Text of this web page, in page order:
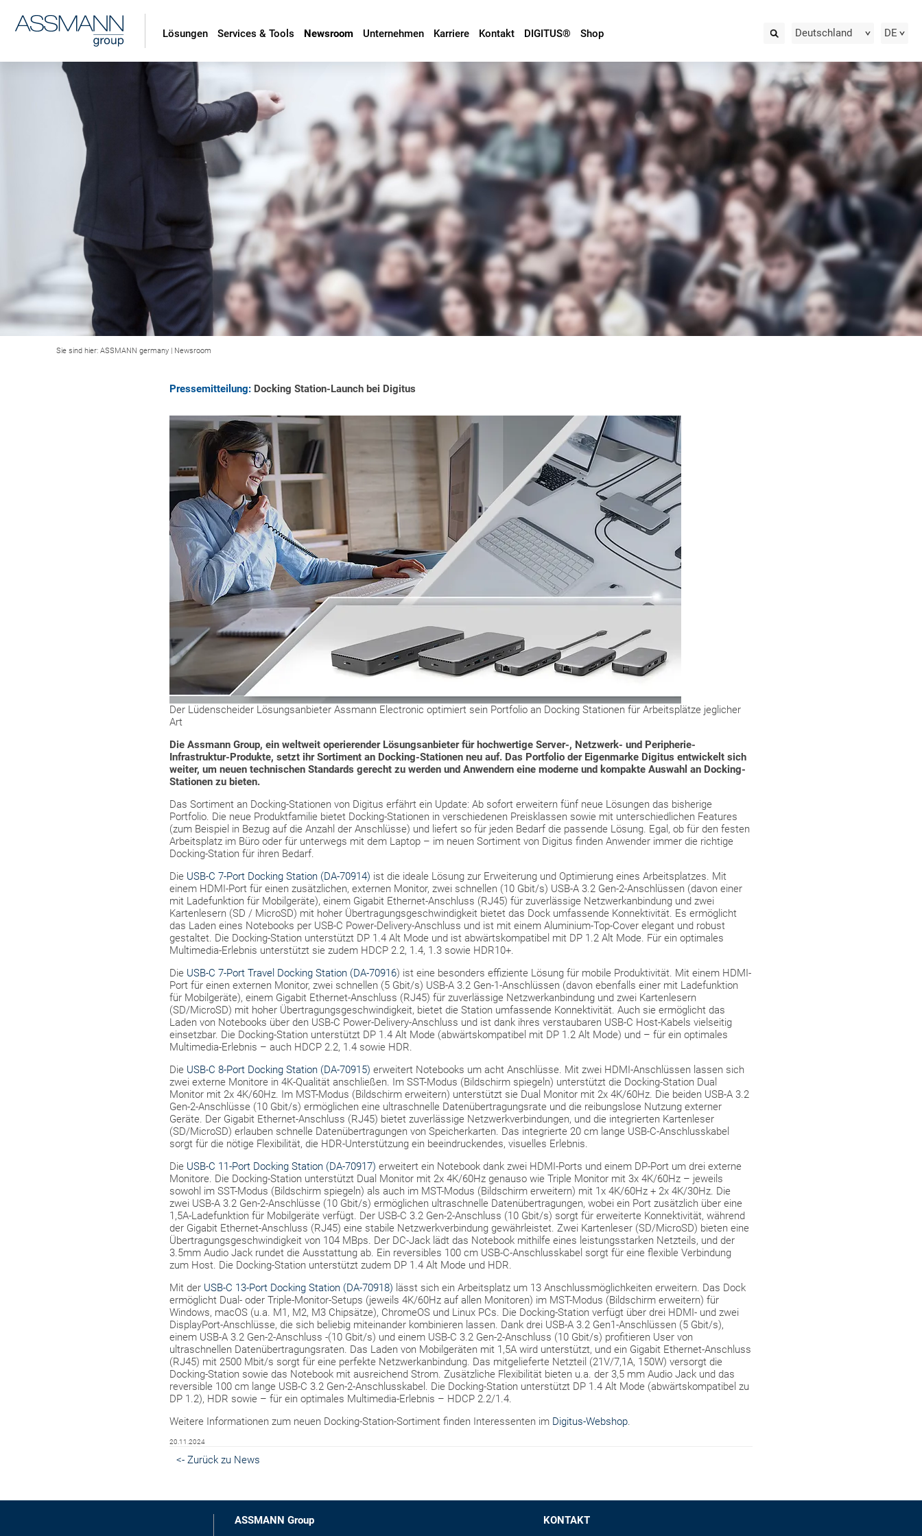
Deutschland DE
Lösungen Services & Tools Newsroom Unternehmen Karriere Kontakt DIGITUS® Shop
Sie sind hier: ASSMANN germany | Newsroom
Pressemitteilung: Docking Station-Launch bei Digitus
Der Lüdenscheider Lösungsanbieter Assmann Electronic optimiert sein Portfolio an Docking Stationen für Arbeitsplätze jeglicher
Art
Die Assmann Group, ein weltweit operierender Lösungsanbieter für hochwertige Server-, Netzwerk- und Peripherie-
Infrastruktur-Produkte, setzt ihr Sortiment an Docking-Stationen neu auf. Das Portfolio der Eigenmarke Digitus entwickelt sich
weiter, um neuen technischen Standards gerecht zu werden und Anwendern eine moderne und kompakte Auswahl an Docking-
Stationen zu bieten.
Das Sortiment an Docking-Stationen von Digitus erfährt ein Update: Ab sofort erweitern fünf neue Lösungen das bisherige
Portfolio. Die neue Produktfamilie bietet Docking-Stationen in verschiedenen Preisklassen sowie mit unterschiedlichen Features
(zum Beispiel in Bezug auf die Anzahl der Anschlüsse) und liefert so für jeden Bedarf die passende Lösung. Egal, ob für den festen
Arbeitsplatz im Büro oder für unterwegs mit dem Laptop – im neuen Sortiment von Digitus finden Anwender immer die richtige
Docking-Station für ihren Bedarf.
Die USB-C 7-Port Docking Station (DA-70914) ist die ideale Lösung zur Erweiterung und Optimierung eines Arbeitsplatzes. Mit
einem HDMI-Port für einen zusätzlichen, externen Monitor, zwei schnellen (10 Gbit/s) USB-A 3.2 Gen-2-Anschlüssen (davon einer
mit Ladefunktion für Mobilgeräte), einem Gigabit Ethernet-Anschluss (RJ45) für zuverlässige Netzwerkanbindung und zwei
Kartenlesern (SD / MicroSD) mit hoher Übertragungsgeschwindigkeit bietet das Dock umfassende Konnektivität. Es ermöglicht
das Laden eines Notebooks per USB-C Power-Delivery-Anschluss und ist mit einem Aluminium-Top-Cover elegant und robust
gestaltet. Die Docking-Station unterstützt DP 1.4 Alt Mode und ist abwärtskompatibel mit DP 1.2 Alt Mode. Für ein optimales
Multimedia-Erlebnis unterstützt sie zudem HDCP 2.2, 1.4, 1.3 sowie HDR10+.
Die USB-C 7-Port Travel Docking Station (DA-70916) ist eine besonders effiziente Lösung für mobile Produktivität. Mit einem HDMI-
Port für einen externen Monitor, zwei schnellen (5 Gbit/s) USB-A 3.2 Gen-1-Anschlüssen (davon ebenfalls einer mit Ladefunktion
für Mobilgeräte), einem Gigabit Ethernet-Anschluss (RJ45) für zuverlässige Netzwerkanbindung und zwei Kartenlesern
(SD/MicroSD) mit hoher Übertragungsgeschwindigkeit, bietet die Station umfassende Konnektivität. Auch sie ermöglicht das
Laden von Notebooks über den USB-C Power-Delivery-Anschluss und ist dank ihres verstaubaren USB-C Host-Kabels vielseitig
einsetzbar. Die Docking-Station unterstützt DP 1.4 Alt Mode (abwärtskompatibel mit DP 1.2 Alt Mode) und – für ein optimales
Multimedia-Erlebnis – auch HDCP 2.2, 1.4 sowie HDR.
Die USB-C 8-Port Docking Station (DA-70915) erweitert Notebooks um acht Anschlüsse. Mit zwei HDMI-Anschlüssen lassen sich
zwei externe Monitore in 4K-Qualität anschließen. Im SST-Modus (Bildschirm spiegeln) unterstützt die Docking-Station Dual
Monitor mit 2x 4K/60Hz. Im MST-Modus (Bildschirm erweitern) unterstützt sie Dual Monitor mit 2x 4K/60Hz. Die beiden USB-A 3.2
Gen-2-Anschlüsse (10 Gbit/s) ermöglichen eine ultraschnelle Datenübertragungsrate und die reibungslose Nutzung externer
Geräte. Der Gigabit Ethernet-Anschluss (RJ45) bietet zuverlässige Netzwerkverbindungen, und die integrierten Kartenleser
(SD/MicroSD) erlauben schnelle Datenübertragungen von Speicherkarten. Das integrierte 20 cm lange USB-C-Anschlusskabel
sorgt für die nötige Flexibilität, die HDR-Unterstützung ein beeindruckendes, visuelles Erlebnis.
Die USB-C 11-Port Docking Station (DA-70917) erweitert ein Notebook dank zwei HDMI-Ports und einem DP-Port um drei externe
Monitore. Die Docking-Station unterstützt Dual Monitor mit 2x 4K/60Hz genauso wie Triple Monitor mit 3x 4K/60Hz – jeweils
sowohl im SST-Modus (Bildschirm spiegeln) als auch im MST-Modus (Bildschirm erweitern) mit 1x 4K/60Hz + 2x 4K/30Hz. Die
zwei USB-A 3.2 Gen-2-Anschlüsse (10 Gbit/s) ermöglichen ultraschnelle Datenübertragungen, wobei ein Port zusätzlich über eine
1,5A-Ladefunktion für Mobilgeräte verfügt. Der USB-C 3.2 Gen-2-Anschluss (10 Gbit/s) sorgt für erweiterte Konnektivität, während
der Gigabit Ethernet-Anschluss (RJ45) eine stabile Netzwerkverbindung gewährleistet. Zwei Kartenleser (SD/MicroSD) bieten eine
Übertragungsgeschwindigkeit von 104 MBps. Der DC-Jack lädt das Notebook mithilfe eines leistungsstarken Netzteils, und der
3.5mm Audio Jack rundet die Ausstattung ab. Ein reversibles 100 cm USB-C-Anschlusskabel sorgt für eine flexible Verbindung
zum Host. Die Docking-Station unterstützt zudem DP 1.4 Alt Mode und HDR.
Mit der USB-C 13-Port Docking Station (DA-70918) lässt sich ein Arbeitsplatz um 13 Anschlussmöglichkeiten erweitern. Das Dock
ermöglicht Dual- oder Triple-Monitor-Setups (jeweils 4K/60Hz auf allen Monitoren) im MST-Modus (Bildschirm erweitern) für
Windows, macOS (u.a. M1, M2, M3 Chipsätze), ChromeOS und Linux PCs. Die Docking-Station verfügt über drei HDMI- und zwei
DisplayPort-Anschlüsse, die sich beliebig miteinander kombinieren lassen. Dank drei USB-A 3.2 Gen1-Anschlüssen (5 Gbit/s),
einem USB-A 3.2 Gen-2-Anschluss -(10 Gbit/s) und einem USB-C 3.2 Gen-2-Anschluss (10 Gbit/s) profitieren User von
ultraschnellen Datenübertragungsraten. Das Laden von Mobilgeräten mit 1,5A wird unterstützt, und ein Gigabit Ethernet-Anschluss
(RJ45) mit 2500 Mbit/s sorgt für eine perfekte Netzwerkanbindung. Das mitgelieferte Netzteil (21V/7,1A, 150W) versorgt die
Docking-Station sowie das Notebook mit ausreichend Strom. Zusätzliche Flexibilität bieten u.a. der 3,5 mm Audio Jack und das
reversible 100 cm lange USB-C 3.2 Gen-2-Anschlusskabel. Die Docking-Station unterstützt DP 1.4 Alt Mode (abwärtskompatibel zu
DP 1.2), HDR sowie – für ein optimales Multimedia-Erlebnis – HDCP 2.2/1.4.
Weitere Informationen zum neuen Docking-Station-Sortiment finden Interessenten im Digitus-Webshop.
20.11.2024
<- Zurück zu News
ASSMANN Group KONTAKT